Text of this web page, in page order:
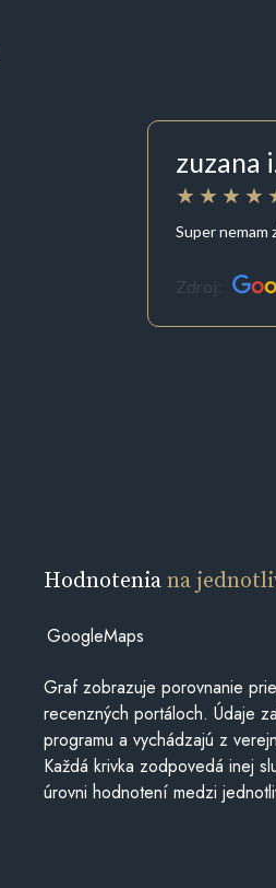
zuzana
Super nemam
Zdroj:
Hodnoteniana
GoogleMaps
Graf zobrazuje porovnanie
recenzných portáloch. Údaje
programu a vychádzajú z
Každá krivka zodpovedá inej
úrovni hodnotení medzi